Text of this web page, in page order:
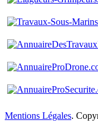
Mentions Légales.